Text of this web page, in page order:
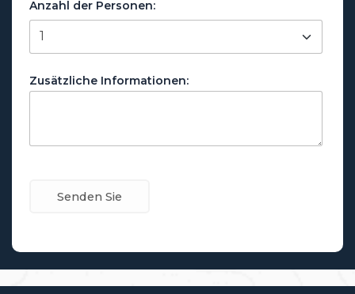
Anzahl der Personen:
Zusätzliche Informationen: